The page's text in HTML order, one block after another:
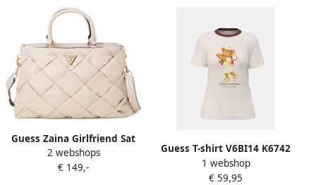
Guess Zaina Girlfriend Sat
Hwwg89 86060 Stijlvolle
Dames Tas Pink Dames
2 webshops
€ 149,-
Guess T-shirt V6BI14 K6742
1 webshop
€ 59,95